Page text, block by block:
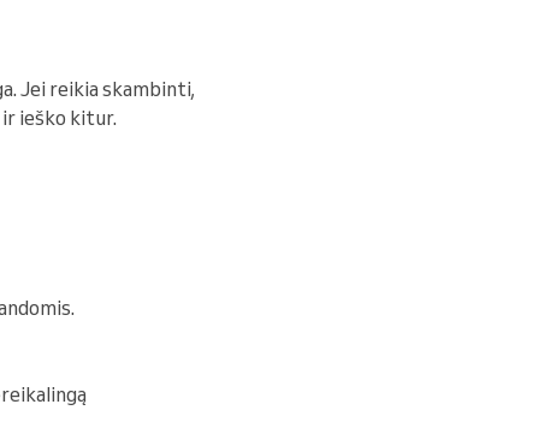
Jei reikia skambinti,
ieško kitur.